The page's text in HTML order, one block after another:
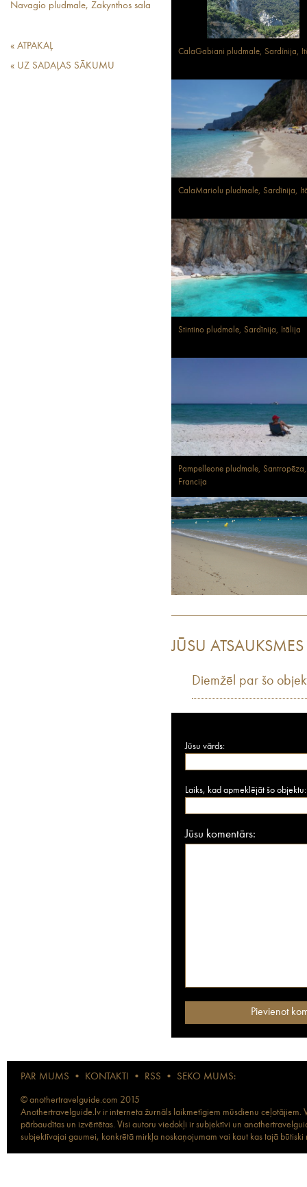
Navagio pludmale, Zakynthos sala
« ATPAKAĻ
« UZ SADAĻAS SĀKUMU
CalaGabiani pludmale, Sardīnija,
CalaMariolu pludmale, Sardīnija,
Stintino pludmale, Sardīnija, Itālija
Pampelleone pludmale, Santropēza,
Francija
JŪSU ATSAUKSMES
Diemžēl par šo
Jūsu vārds:
Laiks, kad apmeklējāt šo objektu:
Jūsu komentārs:
PAR MUMS • KONTAKTI • RSS • SEKO MUMS:
© anothertravelguide.com 2015
Anothertravelguide.lv ir interneta žurnāls laikmetīgiem mūsdienu
pārbaudītas un izvērtētas. Visi autoru viedokļi ir subjektīvi un
subjektīvajai gaumei, konkrētā mirkļa noskaņojumam vai kaut kas tajā